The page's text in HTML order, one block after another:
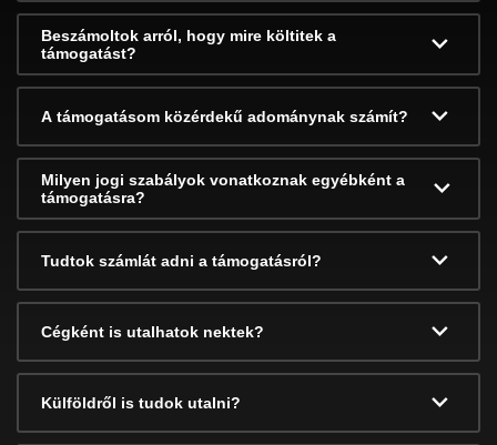
Beszámoltok arról, hogy mire költitek a
támogatást?
A támogatásom közérdekű adománynak számít?
Milyen jogi szabályok vonatkoznak egyébként a
támogatásra?
Tudtok számlát adni a támogatásról?
Cégként is utalhatok nektek?
Külföldről is tudok utalni?